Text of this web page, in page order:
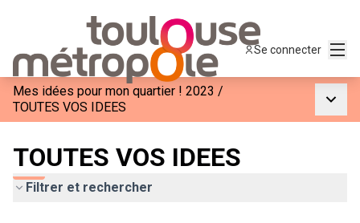
Se connecter
Mes idées pour mon quartier ! 2023 /
TOUTES VOS IDEES
TOUTES VOS IDEES
Filtrer et rechercher